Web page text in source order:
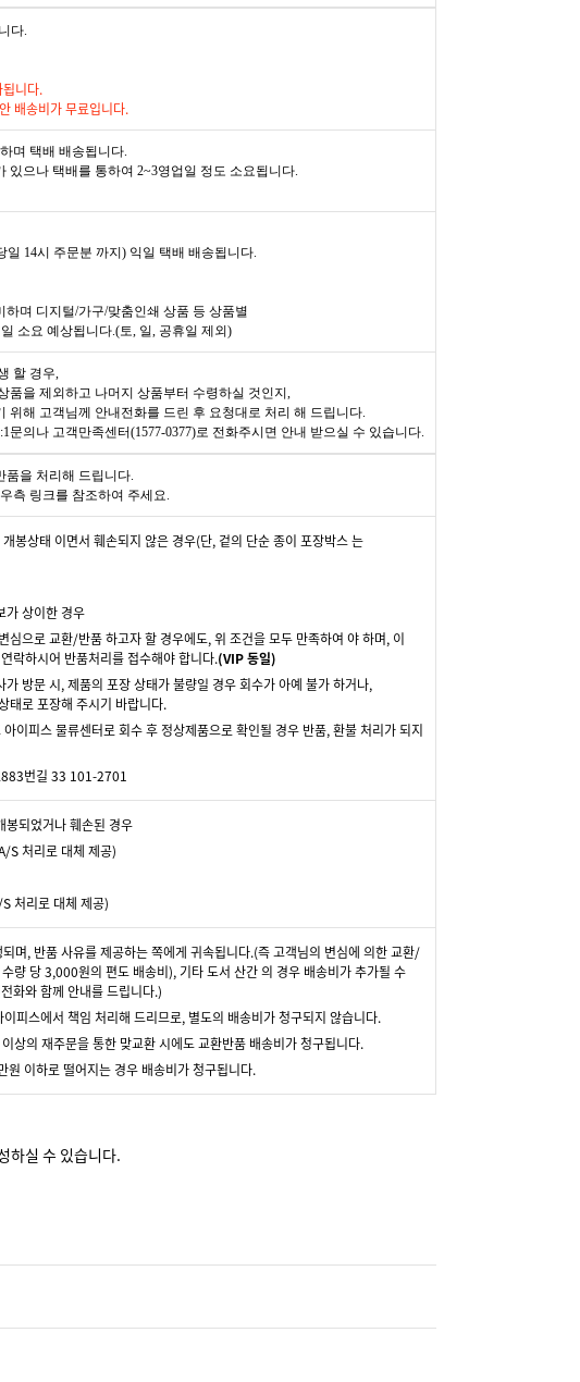
다.
니다.
배송비가 무료입니다.
며 택배 배송됩니다.
있으나 택배를 통하여 2~3영업일 정도 소요됩니다.
14시 주문분 까지) 익일 택배 배송됩니다.
며 디지털/가구/맞춤인쇄 상품 등 상품별
소요 예상됩니다.(토, 일, 공휴일 제외)
할 경우,
품을 제외하고 나머지 상품부터 수령하실 것인지,
위해 고객님께 안내전화를 드린 후 요청대로 처리 해 드립니다.
문의나 고객만족센터(1577-0377)로 전화주시면 안내 받으실 수 있습니다.
품을 처리해 드립니다.
측 링크를 참조하여 주세요.
봉상태 이면서 훼손되지 않은 경우(단, 겉의 단순 종이 포장박스 는
가 상이한 경우
심으로 교환/반품 하고자 할 경우에도, 위 조건을 모두 만족하여 야 하며, 이
락하시어 반품처리를 접수해야 합니다.(VIP 동일)
방문 시, 제품의 포장 상태가 불량일 경우 회수가 아예 불가 하거나,
태로 포장해 주시기 바랍니다.
이피스 물류센터로 회수 후 정상제품으로 확인될 경우 반품, 환불 처리가 되지
883번길 33 101-2701
되었거나 훼손된 경우
S 처리로 대체 제공)
처리로 대체 제공)
며, 반품 사유를 제공하는 쪽에게 귀속됩니다.(즉 고객님의 변심에 의한 교환/
량 당 3,000원의 편도 배송비), 기타 도서 산간 의 경우 배송비가 추가될 수
화와 함께 안내를 드립니다.)
피스에서 책임 처리해 드리므로, 별도의 배송비가 청구되지 않습니다.
상의 재주문을 통한 맞교환 시에도 교환반품 배송비가 청구됩니다.
이하로 떨어지는 경우 배송비가 청구됩니다.
하실 수 있습니다.